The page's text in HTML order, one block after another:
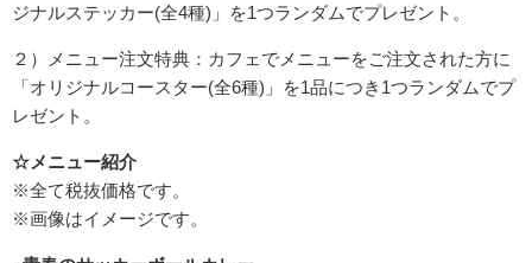
ジナルステッカー(全4種)」を1つランダムでプレゼント。
２）メニュー注文特典：カフェでメニューをご注文された方に
「オリジナルコースター(全6種)」を1品につき1つランダムでプ
レゼント。
☆メニュー紹介
※全て税抜価格です。
※画像はイメージです。